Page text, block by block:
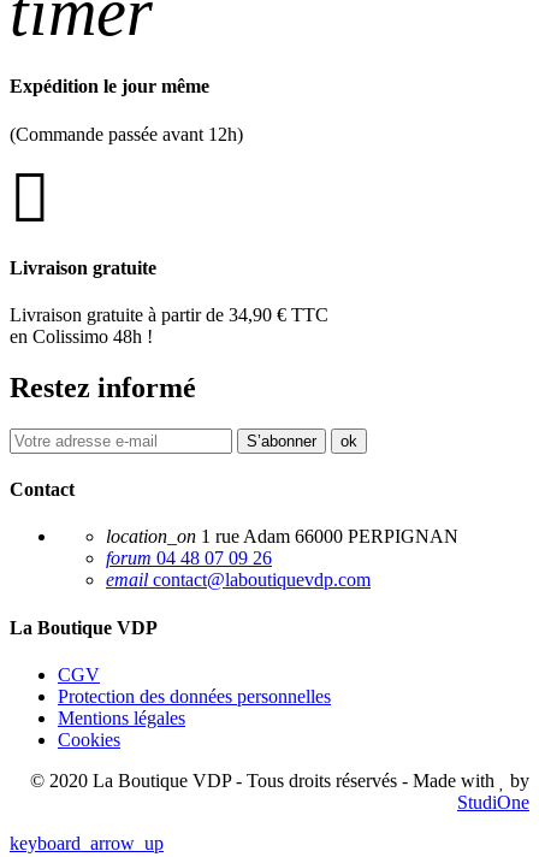
Expédition le jour même
(Commande passée avant 12h)
Livraison gratuite
Livraison gratuite à partir de 34,90 € TTC
en Colissimo 48h !
Restez informé
Contact
location_on 1 rue Adam 66000 PERPIGNAN
forum 04 48 07 09 26
email contact@laboutiquevdp.com
La Boutique VDP
CGV
Protection des données personnelles
Mentions légales
Cookies
© 2020 La Boutique VDP - Tous droits réservés - Made with
by
StudiOne
keyboard_arrow_up